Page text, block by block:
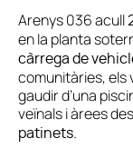
Arenys 036 acull
en la planta
càrrega de
comunitàries, els
gaudir d’una
veïnals i àrees
patinets.